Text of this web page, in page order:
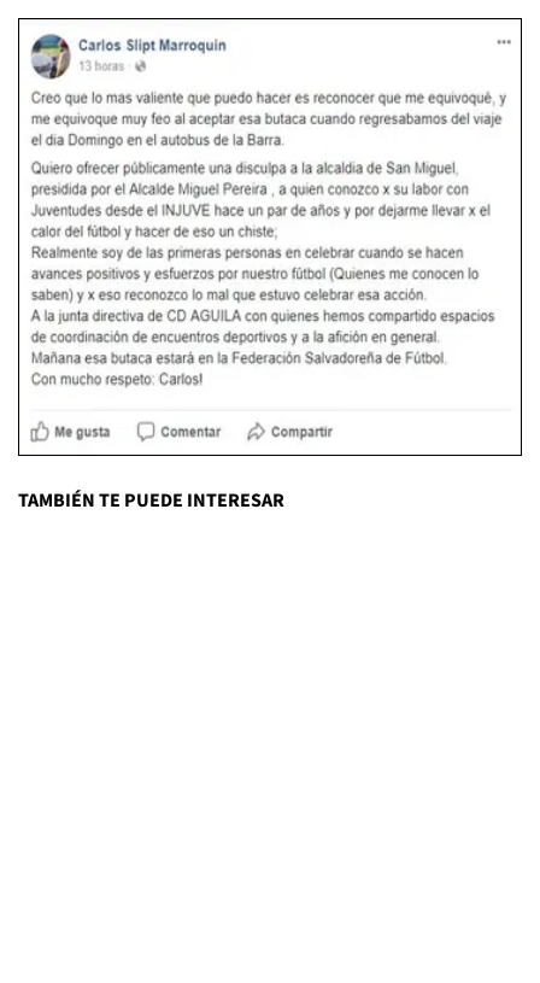
TAMBIÉN TE PUEDE INTERESAR